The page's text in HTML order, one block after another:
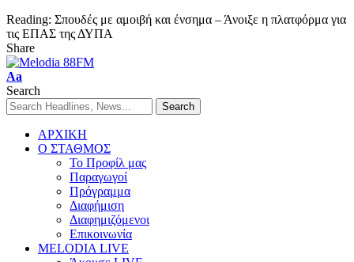
Reading: Σπουδές με αμοιβή και ένσημα – Άνοιξε η πλατφόρμα για
τις ΕΠΑΣ της ΔΥΠΑ
Share
Aa
Search
ΑΡΧΙΚΗ
Ο ΣΤΑΘΜΟΣ
Το Προφίλ μας
Παραγωγοί
Πρόγραμμα
Διαφήμιση
Διαφημιζόμενοι
Επικοινωνία
MELODIA LIVE